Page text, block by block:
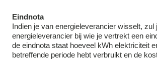
Eindnota
Indien je van energieleverancier wisselt, zul
energieleverancier bij wie je vertrekt een
de eindnota staat hoeveel kWh elektriciteit
betreffende periode hebt verbruikt en de